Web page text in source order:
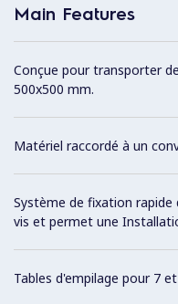
Main Features
Conçue pour transporter
500x500 mm.
Matériel raccordé à un
Système de fixation
vis et permet une
Tables d'empilage pour 7